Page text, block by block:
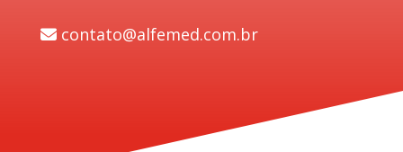
contato@alfemed.com.br